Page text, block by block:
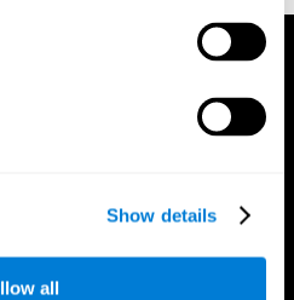
Show details
all